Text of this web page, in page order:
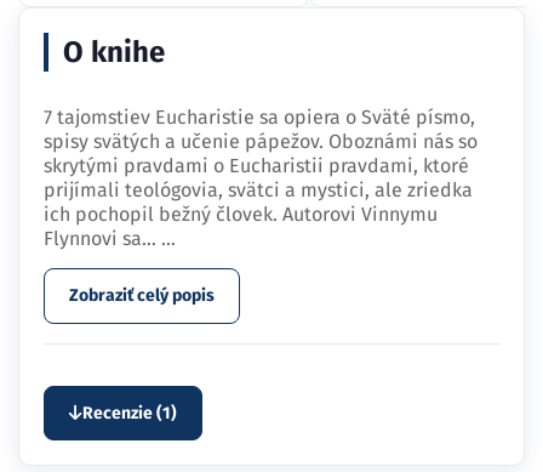
O knihe
7 tajomstiev Eucharistie sa opiera o Sväté písmo,
spisy svätých a učenie pápežov. Oboznámi nás so
skrytými pravdami o Eucharistii pravdami, ktoré
prijímali teológovia, svätci a mystici, ale zriedka
ich pochopil bežný človek. Autorovi Vinnymu
Flynnovi sa… ...
Zobraziť celý popis
Recenzie (1)